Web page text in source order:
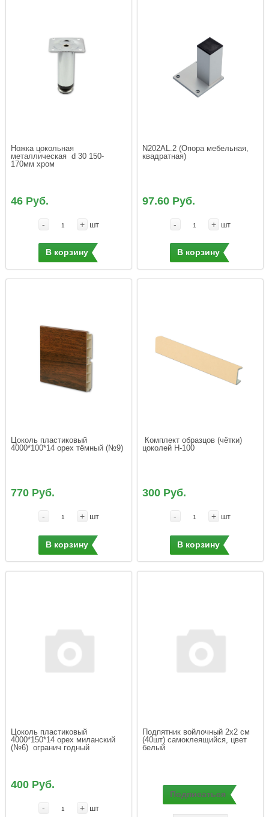
Ножка цокольная
металлическая  d 30 150-
170мм хром
46 Руб.
- + шт
В корзину
N202AL.2 (Опора мебельная,
квадратная)
97.60 Руб.
- + шт
В корзину
Цоколь пластиковый
4000*100*14 орех тёмный (№9)
770 Руб.
- + шт
В корзину
цоколей Н-100
300 Руб.
- + шт
В корзину
Цоколь пластиковый
4000*150*14 орех миланский
(№6)  огранич годный
400 Руб.
- + шт
Подпятник войлочный 2х2 cм
(40шт) самоклеящийся, цвет
белый
Подписаться